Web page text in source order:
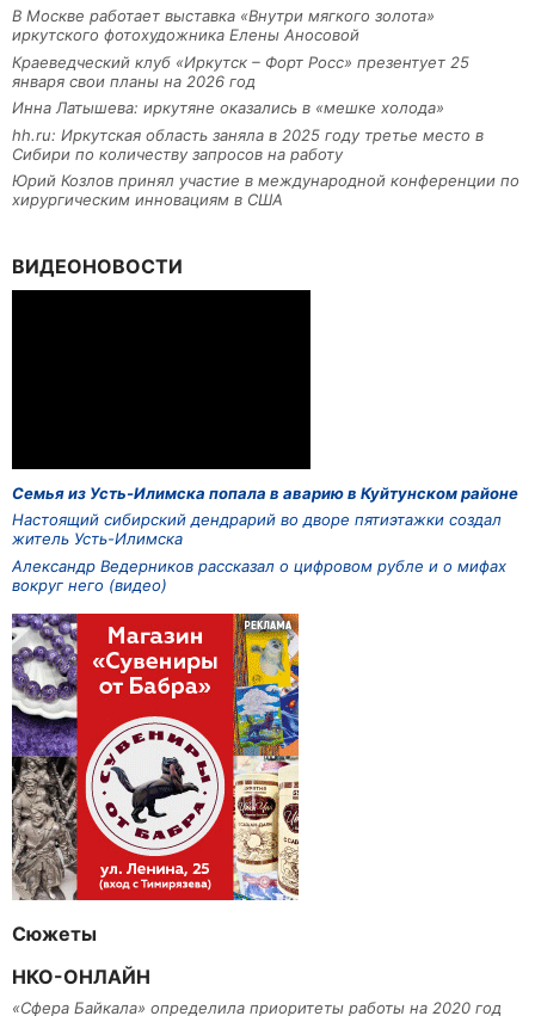
В Москве работает выставка «Внутри мягкого золота»
иркутского фотохудожника Елены Аносовой
Краеведческий клуб «Иркутск – Форт Росс» презентует 25
января свои планы на 2026 год
Инна Латышева: иркутяне оказались в «мешке холода»
hh.ru: Иркутская область заняла в 2025 году третье место в
Сибири по количеству запросов на работу
Юрий Козлов принял участие в международной конференции по
хирургическим инновациям в США
ВИДЕОНОВОСТИ
Семья из Усть-Илимска попала в аварию в Куйтунском районе
Настоящий сибирский дендрарий во дворе пятиэтажки создал
житель Усть-Илимска
Александр Ведерников рассказал о цифровом рубле и о мифах
вокруг него (видео)
Сюжеты
НКО-ОНЛАЙН
«Сфера Байкала» определила приоритеты работы на 2020 год